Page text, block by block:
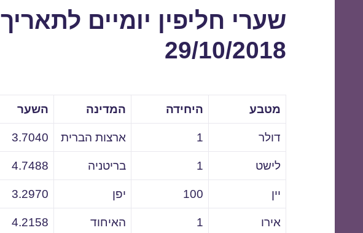
שערי חליפין יומיים לתאריך
29/10/2018
מטבע היחידה המדינה השער
דולר 1 ארצות הברית 3.7040
לישט 1 בריטניה 4.7488
יין 100 יפן 3.2970
אירו 1
האיחוד
4.2158